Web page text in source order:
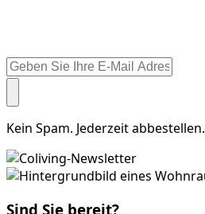
Kein Spam. Jederzeit abbestellen.
Sind Sie bereit?